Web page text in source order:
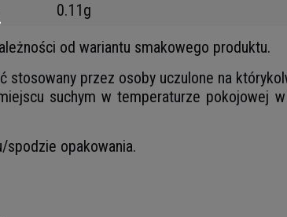
0.11g
od wariantu smakowego produktu.
przez osoby uczulone na
suchym w temperaturze pokojowej
spodzie opakowania.